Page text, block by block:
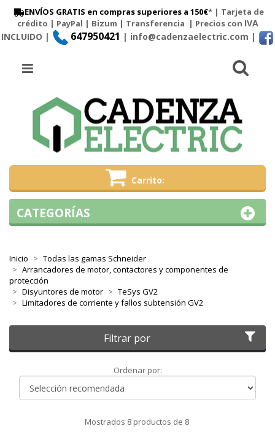
ENVÍOS GRATIS en compras superiores a 150€* | Tarjeta de
crédito | PayPal | Bizum | Transferencia | Precios con IVA
INCLUIDO |
647950421 | info@cadenzaelectric.com |
Carrito
Menú
Inicio
Todas las gamas Schneider
Arrancadores de motor, contactores y componentes de
protección
Disyuntores de motor
TeSys GV2
Limitadores de corriente y fallos subtensión GV2
Filtrar por
Ordenar por:Ordenar
Mostrados 8productos de 8
CATEGORÍAS